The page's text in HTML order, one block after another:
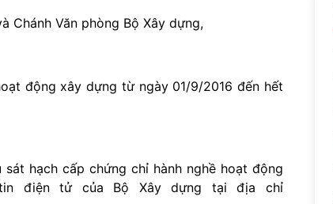
Chánh Văn phòng Bộ Xây dựng,
động xây dựng từ ngày 01/9/2016 đến hết
hạch cấp chứng chỉ hành nghề hoạt động
điện tử của Bộ Xây dựng tại địa chỉ